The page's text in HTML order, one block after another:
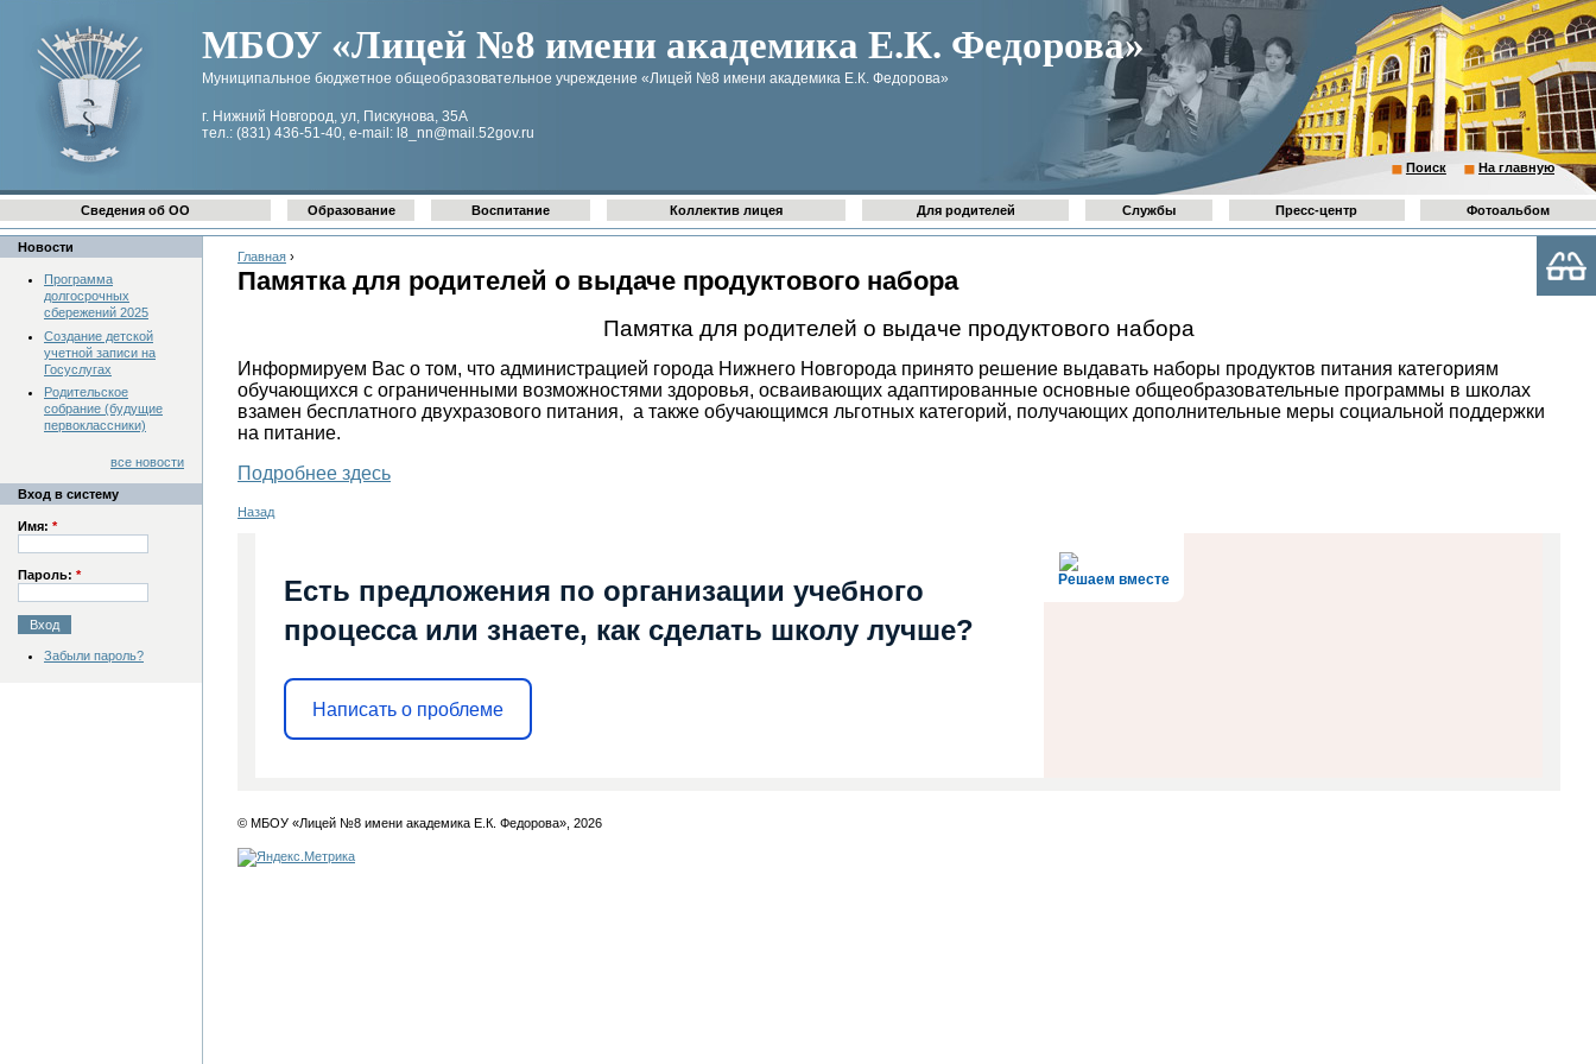
МБОУ «Лицей №8 имени академика Е.К. Федорова»
Муниципальное бюджетное общеобразовательное учреждение «Лицей №8 имени академика Е.К. Федорова»
г. Нижний Новгород, ул, Пискунова, 35А
тел.: (831) 436-51-40, e-mail: l8_nn@mail.52gov.ru
Поиск На главную
Главная ›
Памятка для родителей о выдаче продуктового набора
Памятка для родителей о выдаче продуктового набора
Информируем Вас о том, что администрацией города Нижнего Новгорода принято решение выдавать наборы продуктов питания категориям
обучающихся с ограниченными возможностями здоровья, осваивающих адаптированные основные общеобразовательные программы в школах
взамен бесплатного двухразового питания, а также обучающимся льготных категорий, получающих дополнительные меры социальной поддержки
на питание.
Подробнее здесь
Назад
Решаем вместе
Есть предложения по организации учебного
процесса или знаете, как сделать школу лучше?
Написать о проблеме
Сведения об ОО Образование Воспитание Коллектив лицея Для родителей Службы Пресс-центр Фотоальбом
Новости
Программа
долгосрочных
сбережений 2025
Создание детской
учетной записи на
Госуслугах
Родительское
собрание (будущие
первоклассники)
все новости
Вход в систему
Имя: *
Пароль: *
Забыли пароль?
© МБОУ «Лицей №8 имени академика Е.К. Федорова», 2026